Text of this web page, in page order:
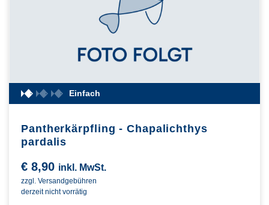
Einfach
Pantherkärpfling - Chapalichthys
pardalis
€ 8,90 inkl. MwSt.
zzgl. Versandgebühren
derzeit nicht vorrätig